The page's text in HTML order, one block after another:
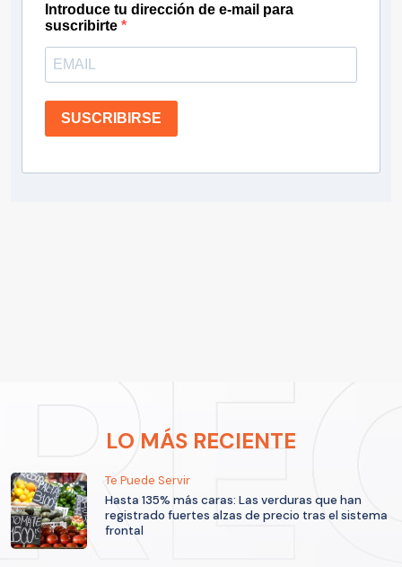
Introduce tu dirección de e-mail para
suscribirte
SUSCRIBIRSE
LO MÁS RECIENTE
Te Puede Servir
Hasta 135% más caras: Las verduras que han
registrado fuertes alzas de precio tras el sistema
frontal